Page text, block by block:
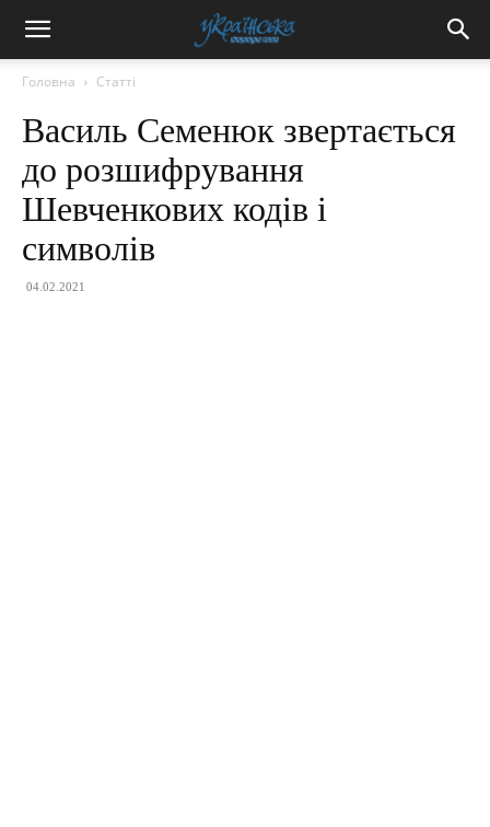
Головна Статті
Василь Семенюк звертається
до розшифрування
Шевченкових кодів і
символів
04.02.2021